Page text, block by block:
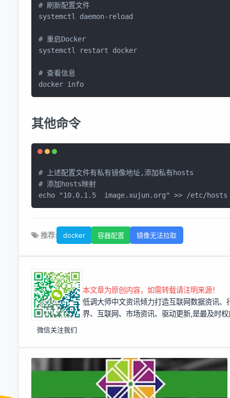
# 刷新配置文件
systemctl daemon-reload
# 重启Docker
systemctl restart docker
# 查看信息
docker info
其他命令
# 上述配置文件有私有镜像地址,添加私有hosts
# 添加hosts映射
echo
"10.0.1.5  image.xujun.org" >> /etc/hosts
推荐: docker 容器配置 镜像无法拉取
微信关注我们
本文章为原创内容，如需转载请注明来源！
低调大师中文资讯倾力打造互联网数据资讯
界、互联网、市场资讯、驱动更新,是最及时